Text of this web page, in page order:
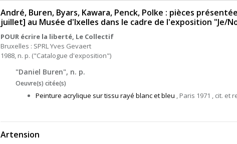
André, Buren, Byars, Kawara, Penck, Polke : pièces
juillet] au Musée d'Ixelles dans le cadre de l'exposition "Je/
POUR écrire la liberté, Le Collectif
Bruxelles : SPRL Yves Gevaert
1988, n. p. ("Catalogue d'exposition")
"Daniel Buren", n. p.
Oeuvre(s) citée(s)
Peinture acrylique sur tissu rayé blanc et bleu , Paris 1971 , cit. et
Artension